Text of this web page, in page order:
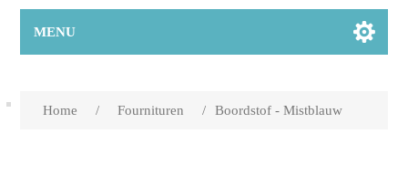
MENU
Home / Fournituren / Boordstof - Mistblauw